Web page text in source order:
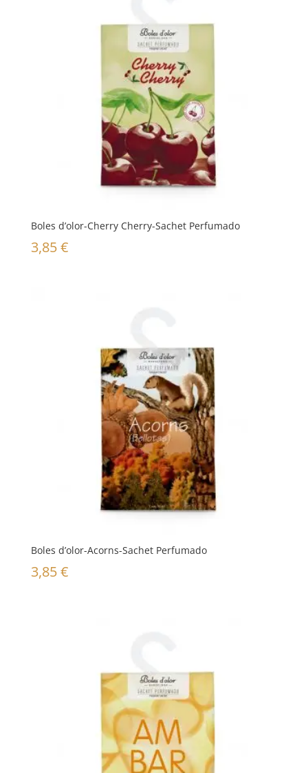
Boles d’olor-Cherry Cherry-Sachet Perfumado
3,85€
Boles d’olor-Acorns-Sachet Perfumado
3,85€